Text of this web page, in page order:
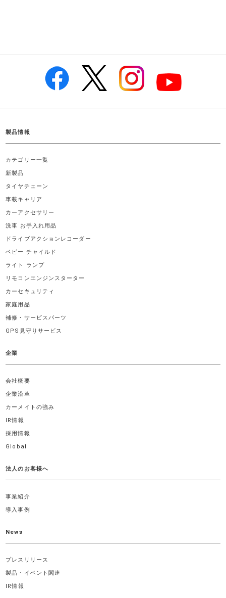
製品情報
カテゴリー一覧
新製品
タイヤチェーン
車載キャリア
カーアクセサリー
洗車 お手入れ用品
ドライブアクションレコーダー
ベビー チャイルド
ライト ランプ
リモコンエンジンスターター
カーセキュリティ
家庭用品
補修・サービスパーツ
GPS見守りサービス
企業
会社概要
企業沿革
カーメイトの強み
IR情報
採用情報
Global
法人のお客様へ
事業紹介
導入事例
News
プレスリリース
製品・イベント関連
IR情報